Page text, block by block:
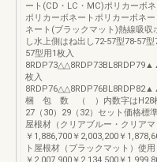
ート(CD・LC・MC)ポリカーボ
ポリカーボネートポリカーボネ
ネート(ブラックマット)熱線吸
し水上側はね出し72-57型78-57
57型用1枚入
枚入
梱 包 数 （ ）内数字はH28柱
27（30）29（32）セット価格標
屋根材（クリアブルー・クリア
￥1,886,700￥2,003,200￥
ト屋根材（ブラックマット）使用
￥2,007,900￥2,134,500￥